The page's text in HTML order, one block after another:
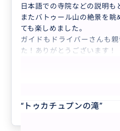
“ トゥカチュプンの滝”
日本語での寺院などの説明も
またバトゥール山の絶景を眺
ても楽しめました。
ガイドもドライバーさんも
た！ありがとうございます！